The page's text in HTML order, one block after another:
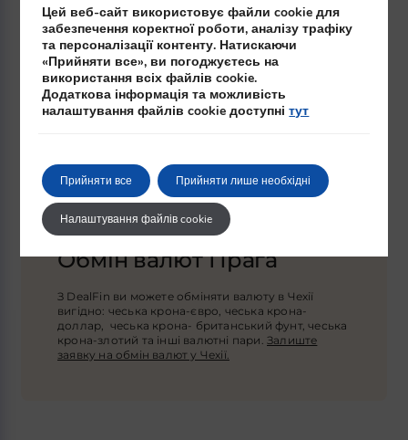
Ми продаємо інвестиційне золото у злитках від
всесвітньо відомих брендів Argor-Heraeus,
C.Hafner, Umicore, Valcambi. Ви можете купити
злиток вагою від 1 грама та унції золота до 100
грам, 1 кг, 5 кг і більше, золото найвищої 999
проби — для себе або на подарунок.
Обмін валют Прага
З DealFin ви можете обміняти валюту в Чехії
вигідно: чеська крона-євро, чеська крона-
доллар, чеська крона- британський фунт, чеська
крона-злотий та інші валютні пари. Залиште
заявку на обмін валют у Чехії.
Цей веб-сайт використовує файли cookie для
забезпечення коректної роботи, аналізу трафіку
та персоналізації контенту. Натискаючи
«Прийняти все», ви погоджуєтесь на
використання всіх файлів cookie.
Додаткова інформація та можливість
налаштування файлів cookie доступнітут
Прийняти все Прийняти лише необхідні
Налаштування файлів cookie